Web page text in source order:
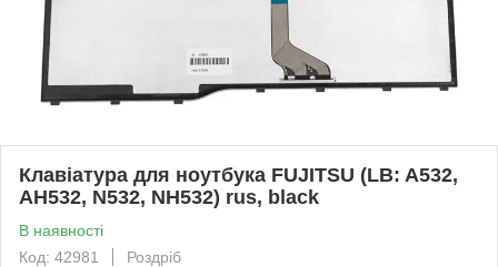
Клавіатура для ноутбука FUJITSU (LB: A532,
AH532, N532, NH532) rus, black
В наявності
Код: 42981
Роздріб